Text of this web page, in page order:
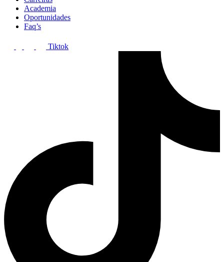
Academia
Oportunidades
Faq’s
Tiktok